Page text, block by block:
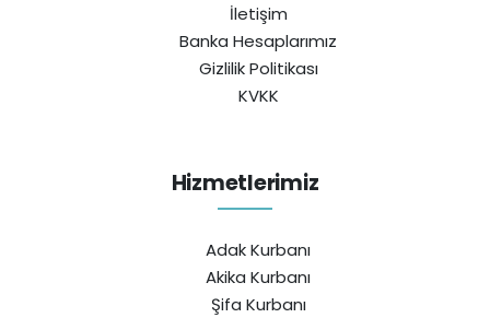
İletişim
Banka Hesaplarımız
Gizlilik Politikası
KVKK
Hizmetlerimiz
Adak Kurbanı
Akika Kurbanı
Şifa Kurbanı